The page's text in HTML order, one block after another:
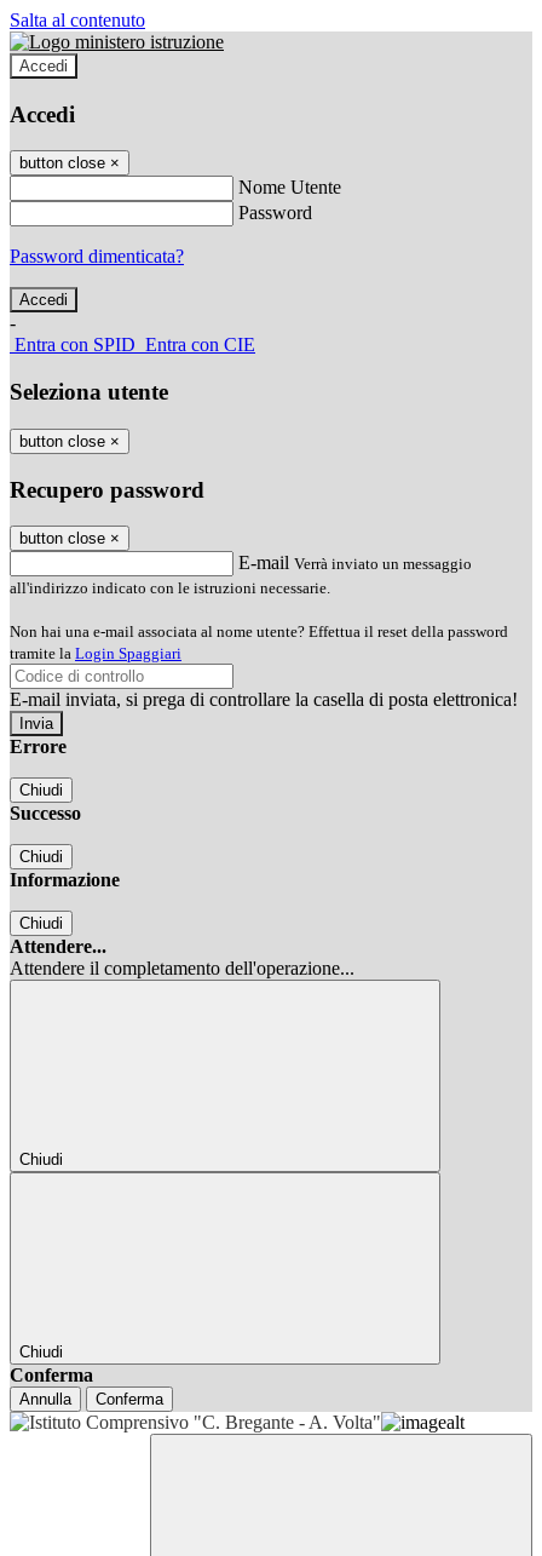
Salta al contenuto
Accedi
Accedi
button close ×
Nome Utente
Password
Password dimenticata?
-
Entra con SPID Entra con CIE
Seleziona utente
button close ×
Recupero password
button close ×
E-mail Verrà inviato un messaggio
all'indirizzo indicato con le istruzioni necessarie.
Non hai una e-mail associata al nome utente? Effettua il reset della password
tramite la Login Spaggiari
E-mail inviata, si prega di controllare la casella di posta elettronica!
Errore
Chiudi
Successo
Chiudi
Informazione
Chiudi
Attendere...
Attendere il completamento dell'operazione...
Chiudi
Chiudi
Conferma
Annulla Conferma